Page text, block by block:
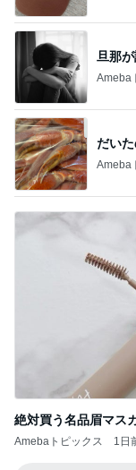
旦那
Ameba
だい
Ameba
絶対買う名品眉マス
Amebaトピックス 1日